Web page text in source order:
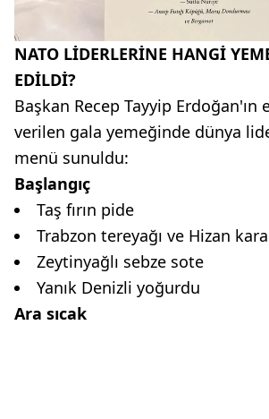
NATO LİDERLERİNE HANGİ
EDİLDİ?
Başkan Recep Tayyip
verilen gala yemeğinde dünya
menü sunuldu:
Başlangıç
Taş fırın pide
Trabzon tereyağı ve Hizan
Zeytinyağlı sebze sote
Yanık Denizli yoğurdu
Ara sıcak